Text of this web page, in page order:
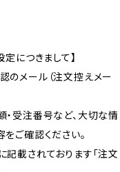
につきまして】
のメール（注文控えメー
・受注番号など、大切な情
ご確認ください。
載されております「注文